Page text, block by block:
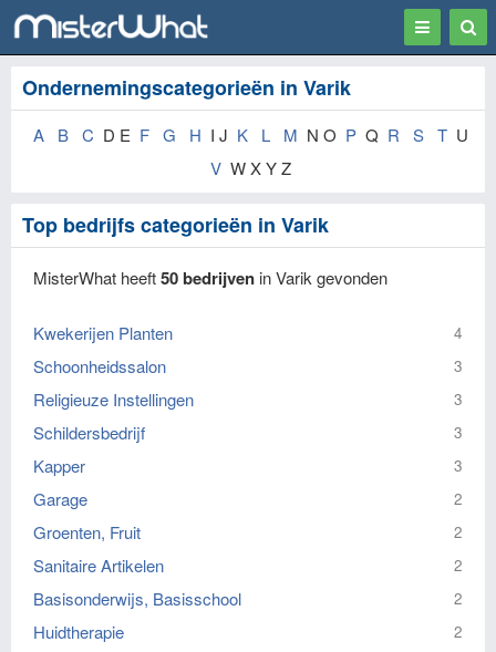
Toggle
Ondernemingscategorieën in Varik
A B C D E F G H I J K L M N O P Q R S T U
V W X Y Z
Top bedrijfs categorieën in Varik
MisterWhat heeft50 bedrijven in Varik gevonden
Kwekerijen Planten 4
Schoonheidssalon 3
Religieuze Instellingen 3
Schildersbedrijf 3
Kapper 3
Garage 2
Groenten, Fruit 2
Sanitaire Artikelen 2
Basisonderwijs, Basisschool 2
Huidtherapie 2